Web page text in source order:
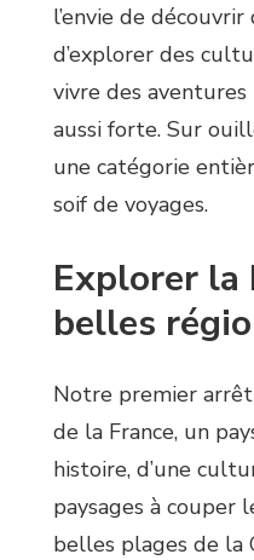
l’envie de
d’explorer des
vivre des aventures
aussi forte. Sur
une catégorie
soif de voyages.
Explorer la
belles
Notre premier
de la France, un
histoire, d’une
paysages à couper
belles plages de la